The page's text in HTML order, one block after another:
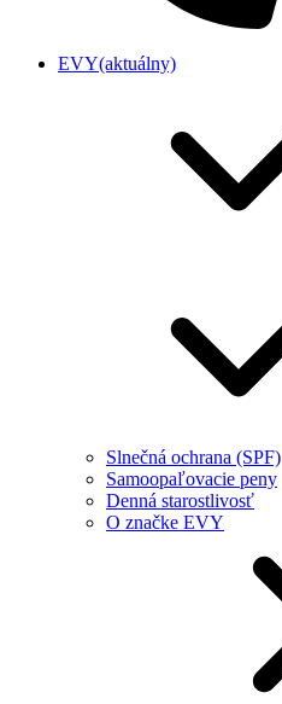
EVY(aktuálny)
Slnečná ochrana (SPF)
Samoopaľovacie peny
Denná starostlivosť
O značke EVY